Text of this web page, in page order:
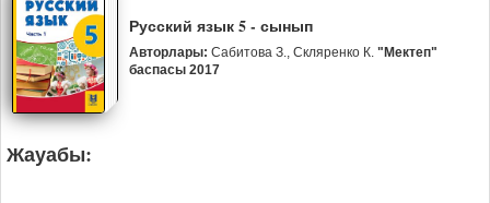
Русский язык 5 - сынып
Авторлары: Сабитова З., Скляренко К. "Мектеп"
баспасы 2017
Жауабы: